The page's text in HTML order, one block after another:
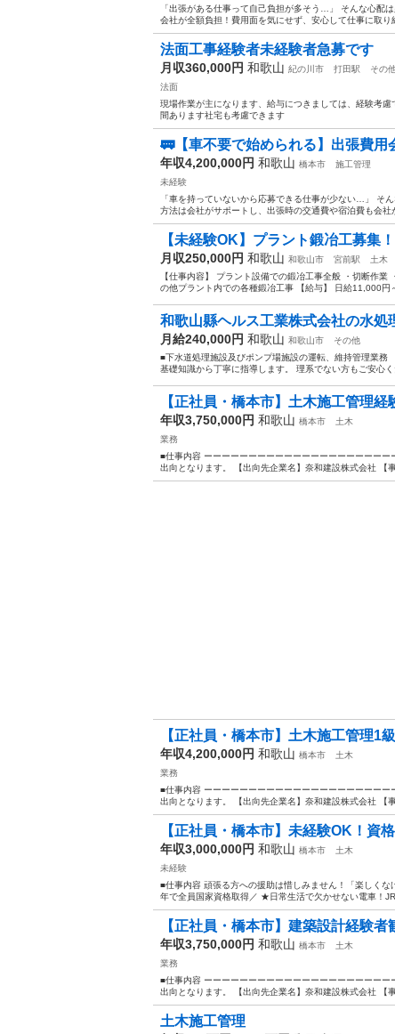
「出張がある仕事って自己負担が多そう…」 そんな心配
会社が全額負担！費用面を気にせず、安心して仕事に取
法面工事経験者未経験者急募です
月収360,000円 和歌山 紀の川市 打田駅
その
法面
現場作業が主になります、給与につきましては、経験考
間あります社宅も考慮できます
🚃【車不要で始められる】出張費用
年収4,200,000円 和歌山 橋本市
施工管理
未経験
「車を持っていないから応募できる仕事が少ない…」 そ
方法は会社がサポートし、出張時の交通費や宿泊費も会
【未経験OK】プラント鍛冶工募集
月収250,000円 和歌山 和歌山市 宮前駅
土木
【仕事内容】 プラント設備での鍛冶工事全般 ・切断作
の他プラント内での各種鍛冶工事 【給与】 日給11,000
和歌山縣ヘルス工業株式会社の水処
月給240,000円 和歌山 和歌山市
その他
■下水道処理施設及びポンプ場施設の運転、維持管理業務
基礎知識から丁寧に指導します。 理系でない方もご安心
【正社員・橋本市】土木施工管理
年収3,750,000円 和歌山 橋本市
土木
業務
■仕事内容 ーーーーーーーーーーーーーーーーーーーー
出向となります。 【出向先企業名】奈和建設株式会社 【
【正社員・橋本市】土木施工管理1
年収4,200,000円 和歌山 橋本市
土木
業務
■仕事内容 ーーーーーーーーーーーーーーーーーーーー
出向となります。 【出向先企業名】奈和建設株式会社 【
【正社員・橋本市】未経験OK！資
年収3,000,000円 和歌山 橋本市
土木
未経験
■仕事内容 頑張る方への援助は惜しみません！「楽しく
年で全員国家資格取得／ ★日常生活で欠かせない電車！
【正社員・橋本市】建築設計経験
年収3,750,000円 和歌山 橋本市
土木
業務
■仕事内容 ーーーーーーーーーーーーーーーーーーーー
出向となります。 【出向先企業名】奈和建設株式会社 【
土木施工管理